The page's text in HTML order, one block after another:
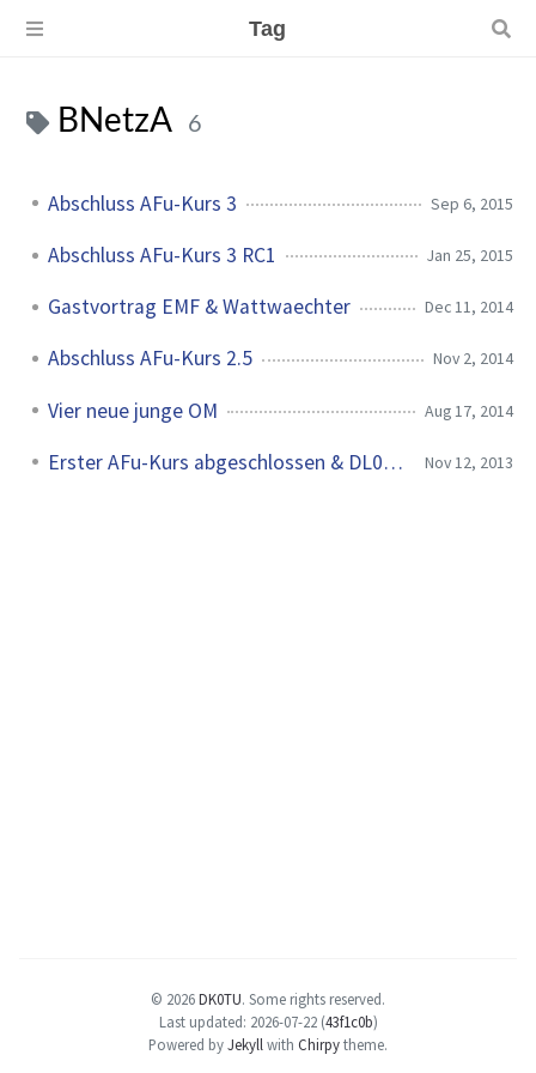
Tag
BNetzA 6
Abschluss AFu-Kurs 3 Sep 6, 2015
Abschluss AFu-Kurs 3 RC1 Jan 25, 2015
Gastvortrag EMF & Wattwaechter Dec 11, 2014
Abschluss AFu-Kurs 2.5 Nov 2, 2014
Vier neue junge OM Aug 17, 2014
Erster AFu-Kurs abgeschlossen & DL0TUD Nov 12, 2013
© 2026DK0TU. Some rights reserved.
Last updated: 2026-07-22 (43f1c0b)
Powered byJekyll with Chirpytheme.